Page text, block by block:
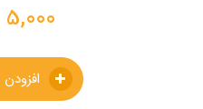
5,000